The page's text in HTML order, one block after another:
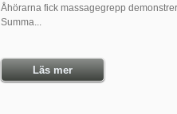
Åhörarna fick massagegrepp
Summa...
Läs mer